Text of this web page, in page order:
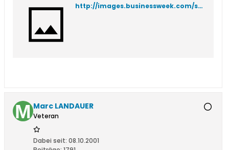
http://images.businessweek.com/ss/06/05/miller_products/image/pilsner.jpg
Marc LANDAUER
Veteran
Dabei seit: 08.10.2001